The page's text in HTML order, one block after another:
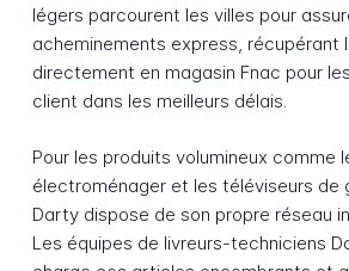
légers parcourent les villes pour
acheminements express, récupérant
directement en magasin Fnac pour
client dans les meilleurs délais.
Pour les produits volumineux comme
électroménager et les téléviseurs de
Darty dispose de son propre réseau
Les équipes de livreurs-techniciens